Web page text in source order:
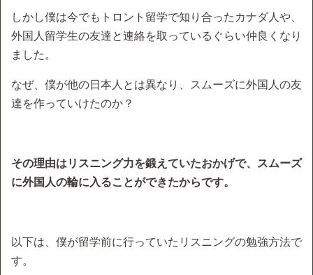
しかし僕は今でもトロント留学で知り合ったカナダ人や、
外国人留学生の友達と連絡を取っているぐらい仲良くなり
ました。
なぜ、僕が他の日本人とは異なり、スムーズに外国人の友
達を作っていけたのか？
その理由はリスニング力を鍛えていたおかげで、スムーズ
に外国人の輪に入ることができたからです。
以下は、僕が留学前に行っていたリスニングの勉強方法で
す。